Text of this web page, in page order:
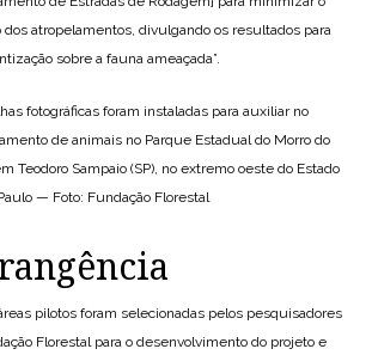
dos atropelamentos, divulgando os resultados para
sobre a fauna ameaçada”.
fotográficas foram instaladas para auxiliar no
de animais no Parque Estadual do Morro do
Teodoro Sampaio (SP), no extremo oeste do Estado
— Foto: Fundação Florestal
pilotos foram selecionadas pelos pesquisadores
Florestal para o desenvolvimento do projeto e